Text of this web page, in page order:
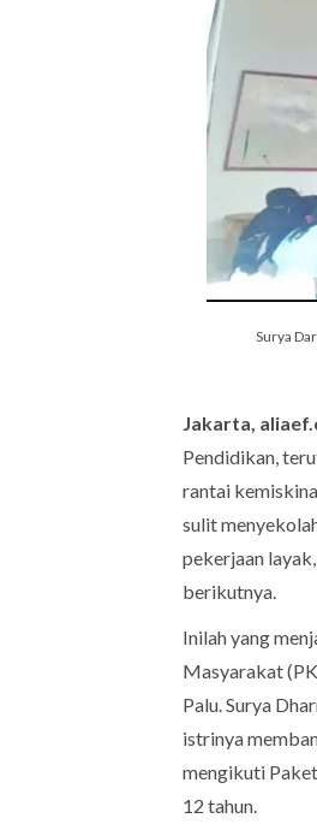
Surya
Jakarta,
Pendidikan,
rantai
sulit
pekerjaan
berikutnya.
Inilah yang
Masyarakat
Palu. Surya
istrinya
mengikuti
12 tahun.